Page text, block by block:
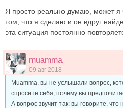
Я просто реально думаю, может я
том, что я сделаю и он вдруг
эта ситуация постоянно
muamma
09 авг 2018
Muamma, вы не услышали вопрос,
спросите себя, почему вы
А вопрос звучит так: вы говорите,